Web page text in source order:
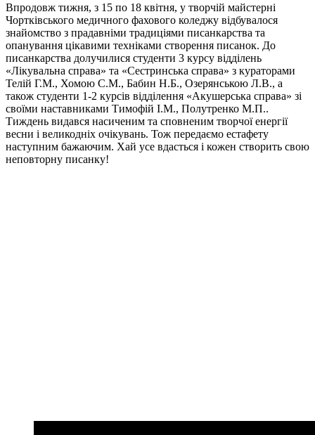
Впродовж тижня, з 15 по 18 квітня, у творчій майстерні
Чортківського медичного фахового коледжу відбувалося
знайомство з прадавніми традиціями писанкарства та
опанування цікавими техніками створення писанок. До
писанкарства долучилися студенти 3 курсу відділень
«Лікувальна справа» та «Сестринська справа» з кураторами
Телій Г.М., Хомою С.М., Бабин Н.Б., Озерянською Л.В., а
також студенти 1-2 курсів відділення «Акушерська справа» зі
своїми наставниками Тимофій І.М., Полутренко М.П..
Тиждень видався насиченим та сповненим творчої енергії
весни і великодніх очікувань. Тож передаємо естафету
наступним бажаючим. Хай усе вдасться і кожен створить свою
неповторну писанку!